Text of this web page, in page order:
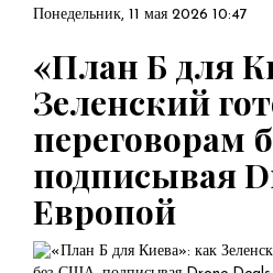
порты Украины
ЧЕЛОВЕК И ЗАКОН
"Водоканал"
Екатеринбурге к 9
08.08.2026 16:38
НОВОСТИ
В Татарстане с
млн кв.м жилья
08.08.2026 15:35
В МИРЕ
Понедельник, 11 мая 2026 10:47
«План Б для
Зеленский
переговорам
подписывая
Европой